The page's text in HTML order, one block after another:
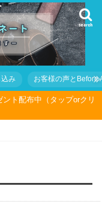
search
込み お客様の声とBefore
ト配布中（タップorクリ